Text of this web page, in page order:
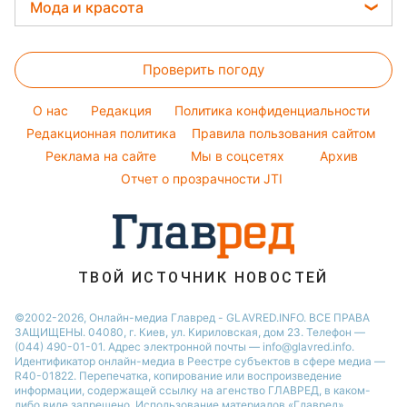
Новости Тернополя
Елена Зеленская
Ани Лорак
Алла Пугачева
Максим Галкин
Настя Каменских
Стирка
Тарифы
Курс валют
Магнитные бури
Погода на сегодня
Погода на завтра
Пылевая буря
Мода и красота
Окрашивание волос
Красивый маникюр
Модные ошибки
Новости моды
Советы от Андре Тана
Проверить погоду
O нас Редакция
Политика конфиденциальности
Редакционная политика
Правила пользования сайтом
Реклама на сайте
Мы в соцсетях
Архив
Отчет о прозрачности JTI
ТВОЙ ИСТОЧНИК НОВОСТЕЙ
©2002-2026, Онлайн-медиа Главред - GLAVRED.INFO. ВСЕ ПРАВА
ЗАЩИЩЕНЫ. 04080, г. Киев, ул. Кириловская, дом 23. Телефон —
(044) 490-01-01. Адрес электронной почты — info@glavred.info.
Идентификатор онлайн-медиа в Реестре cубъектов в сфере медиа —
R40-01822. Перепечатка, копирование или воспроизведение
информации, содержащей ссылку на агенство ГЛАВРЕД, в каком-